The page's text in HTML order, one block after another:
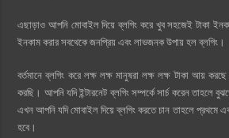
এছাড়াও আপনি মোবাইল দিয়ে ব্লগিং করে খুব সহজেই টাকা
ইনকাম করার সবথেকে জনপ্রিয় এবং লাভজনক উপায় হল ব্লগিং।
বর্তমানে ব্লগিং করে লক্ষ লক্ষ মানুষরা লক্ষ লক্ষ টাকা আয়
করছি। আপনি যদি ইন্টারনেট ব্লগিং সম্পর্কে সার্চ করেন তাহলে
এখন আপনি যদি মোবাইল দিয়ে ব্লগিং করতে চান তাহলে প্রথমে
হবে।